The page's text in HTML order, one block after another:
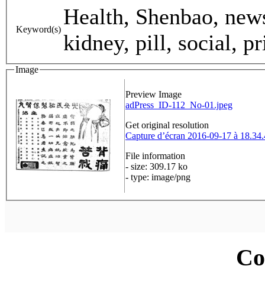
Keyword(s)
Health, Shenbao,
kidney, pill, social,
Image
Preview Image
adPress_ID-112_No-01.jpeg
Get original resolution
Capture d’écran 2016-09-17 à
File information
- size: 309.17 ko
- type: image/png